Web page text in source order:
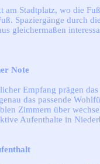
Stadtplatz, wo die
Spaziergänge durch
gleichermaßen
Note
Empfang prägen
das passende
Zimmern über
Aufenthalte in